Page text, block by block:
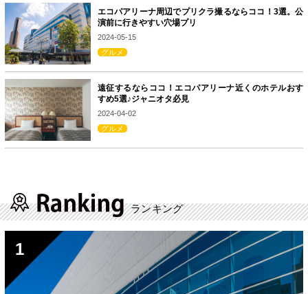
エコパアリーナ周辺でプリクラ撮るならココ！3選。公
演前に行きやすい穴場プリ
2024-05-15
グルメ
遠征するならココ！エコパアリーナ近くのホテルおす
すめ5選♪ジャニオタ必見
2024-04-02
グルメ
ランキング